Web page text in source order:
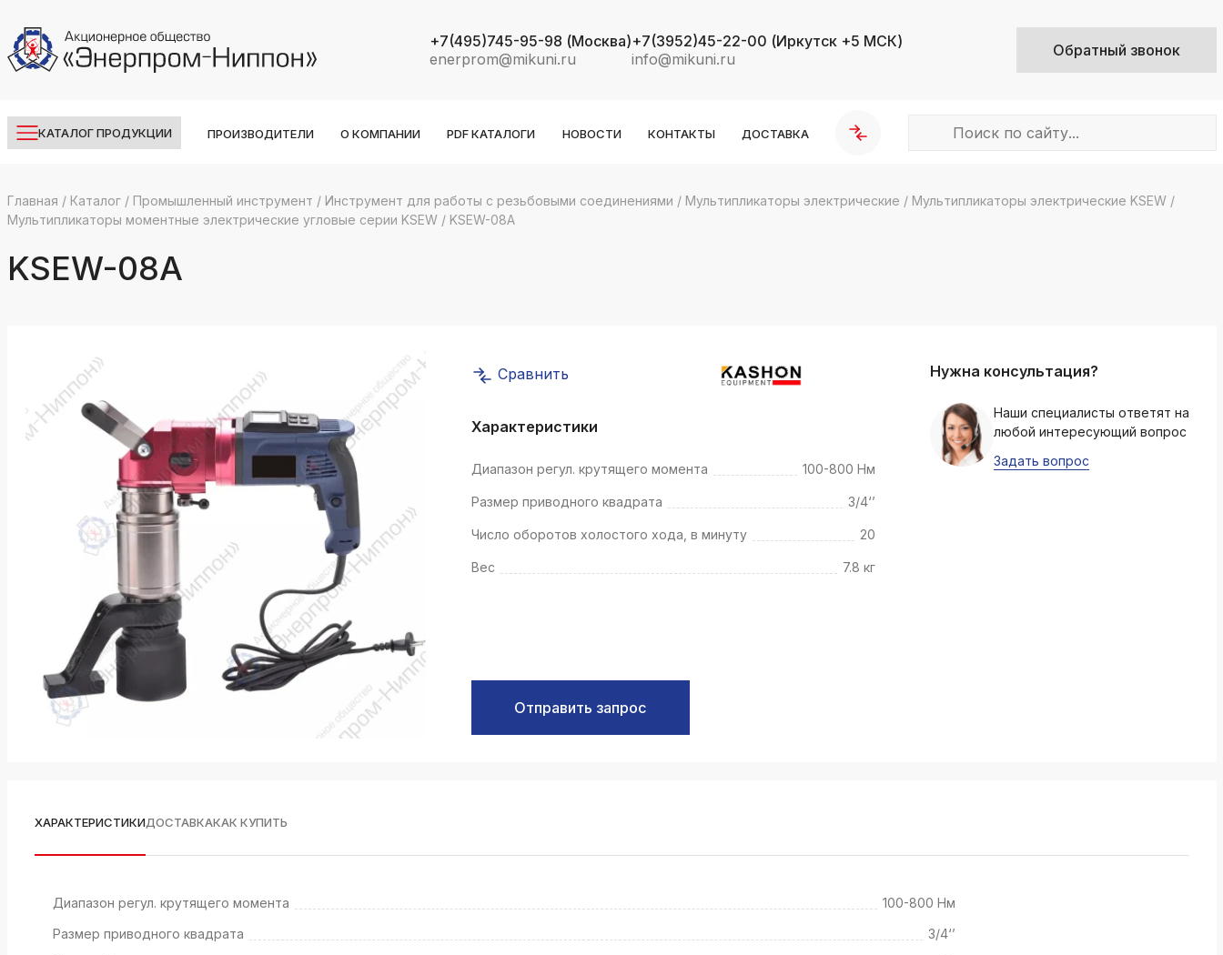
+7(495)745-95-98 (Москва)
enerprom@mikuni.ru
+7(3952)45-22-00 (Иркутск +5 МСК)
info@mikuni.ru
Обратный звонок
КАТАЛОГ ПРОДУКЦИИ ПРОИЗВОДИТЕЛИ О КОМПАНИИ PDF КАТАЛОГИ НОВОСТИ КОНТАКТЫ ДОСТАВКА
k
k
ksldkfjsdlfkjsls;ldfkgjsdl;kfkфыва
k
ksldkfjsdlfkjsls;ldfkgjsdl;kfkфыва
ksldkfjsdlfkjsls;ldfkgjsdl;kfkфыва
k
ksldkfjsdlfkjsls;ldfkgjsdl;kfkфыва
ksldkfjsdlfkjsls;ldfkgjsdl;kfkфыва
k
ksldkfjsdlfkjsls;ldfkgjsdl;kfkфыва
k
ksldkfjsdlfkjsls;ldfkgjsdl;kfkфыва
k
k
ksldkfjsdlfkjsls;ldfkgjsdl;kfkфыва
k
ksldkfjsdlfkjsls;ldfkgjsdl;kfkфыва
k
k
ksldkfjsdlfkjsls;ldfkgjsdl;kfkфыва
k
k
ksldkfjsdlfkjsls;ldfkgjsdl;kfkфыва
k
Главная / Каталог/ Промышленный инструмент / Инструмент для работы с резьбовыми соединениями / Мультипликаторы электрические / Мультипликаторы электрические KSEW/
Мультипликаторы моментные электрические угловые серии KSEW/ KSEW-08A
KSEW-08A
Сравнить
Характеристики
Диапазон регул. крутящего момента 100-800 Нм
Размер приводного квадрата 3/4‘’
Число оборотов холостого хода, в минуту 20
Вес 7.8 кг
Отправить запрос
Нужна консультация?
Наши специалисты ответят на
любой интересующий вопрос
Задать вопрос
ХАРАКТЕРИСТИКИДОСТАВКАКАК КУПИТЬ
Диапазон регул. крутящего момента
100-800 Нм
Размер приводного квадрата
3/4‘’